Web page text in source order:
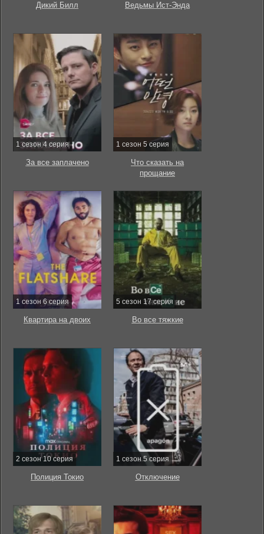
Дикий Билл Ведьмы Ист-Энда
1 сезон 4 серия
За все заплачено
1 сезон 5 серия
Что сказать на
прощание
1 сезон 6 серия
Квартира на двоих
5 сезон 17 серия
Во все тяжкие
2 сезон 10 серия
Полиция Токио
1 сезон 5 серия
Отключение